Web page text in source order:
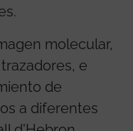
molecular,
e
de
a diferentes